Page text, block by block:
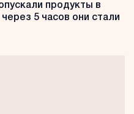
продукты в
5 часов они стали